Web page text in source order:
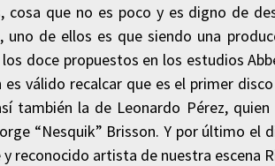
cosa que no es poco y es digno de
de ellos es que siendo una
doce propuestos en los estudios
válido recalcar que es el primer
también la de Leonardo Pérez,
“Nesquik” Brisson. Y por último el
reconocido artista de nuestra escena